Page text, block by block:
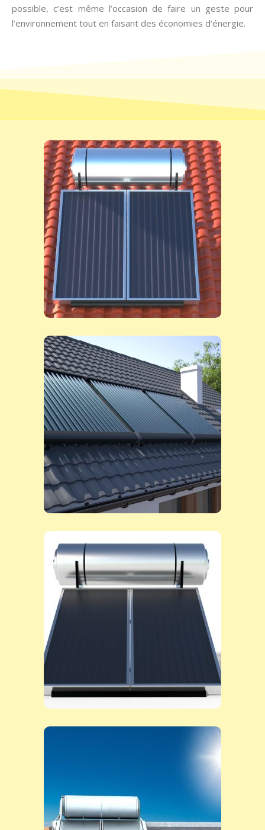
possible, c’est même l’occasion de faire un geste pour
l’environnement tout en faisant des économies d’énergie.